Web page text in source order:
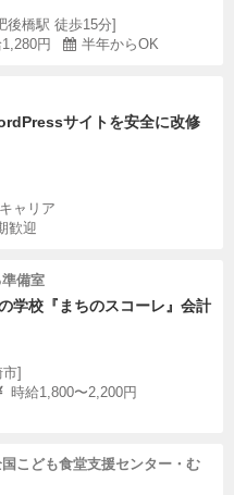
ら、絶対的な見方になっ
シエになるために
に必要なステップを、支
とあなたのスキルを表現
後橋駅 徒歩15分]
円 半年からOK
サイトを安全に改修
ャリア
歓迎
備室
学校『まちのスコーレ』会計
]
時給1,800〜2,200円
こども食堂支援センター・む